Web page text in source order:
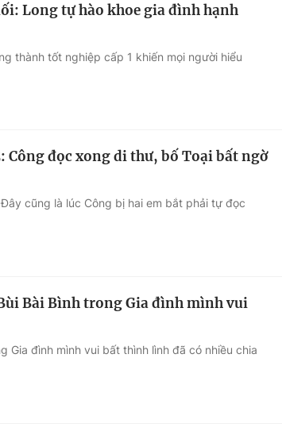
Long tự hào khoe gia đình hạnh
thành tốt nghiệp cấp 1 khiến mọi người hiểu
đọc xong di thư, bố Toại bất ngờ
cũng là lúc Công bị hai em bắt phải tự đọc
Bài Bình trong Gia đình mình vui
Gia đình mình vui bất thình lình đã có nhiều chia